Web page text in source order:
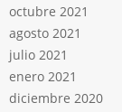
octubre 2021
agosto 2021
julio 2021
enero 2021
diciembre 2020